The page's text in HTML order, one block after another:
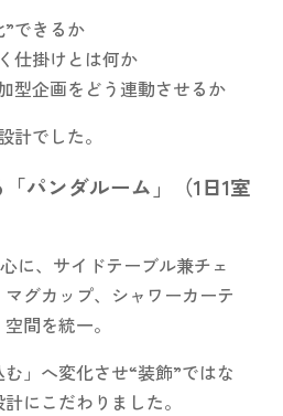
できるか
仕掛けとは何か
型企画をどう連動させるか
計でした。
パンダルーム」（1日1室
に、サイドテーブル兼チェ
グカップ、シャワーカーテ
間を統一。
む」へ変化させ“装飾”ではな
にこだわりました。